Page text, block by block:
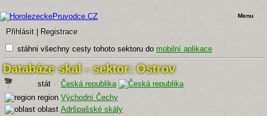
Přihlásit Registrace
Menu
stáhni všechny cesty tohoto sektoru do mobilní aplikace
Databáze skal - sektor: Ostrov
stát
Česká republika
region Východní Čechy
oblast Adršpašské skály